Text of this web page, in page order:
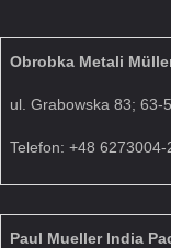
Obrobka Metali
ul. Grabowska 83; 63-
Telefon: +48 6273004-
Paul Mueller India